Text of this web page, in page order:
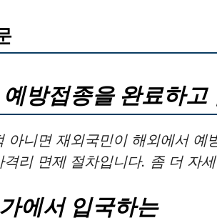
방접종을 완료하고
아니면 재외국민이 해외에서 예
격리 면제 절차입니다. 좀 더 자
에서 입국하는